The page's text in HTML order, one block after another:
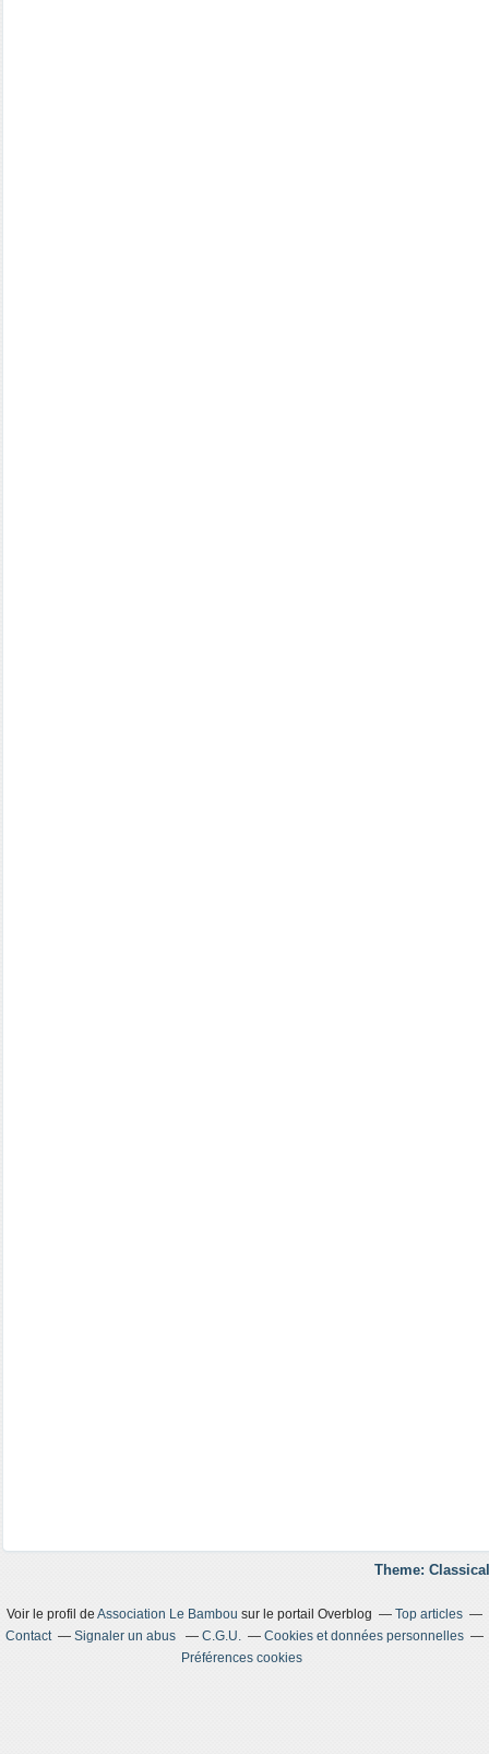
Theme:
Voir le profil de Association Le Bambou sur le portail Overblog
Top articles
Contact
Signaler un abus C.G.U.
Cookies et données personnelles
Préférences cookies